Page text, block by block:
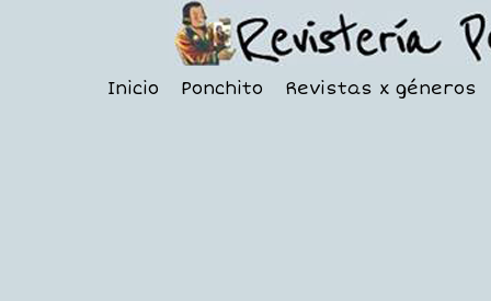
Inicio Ponchito Revistas x géneros